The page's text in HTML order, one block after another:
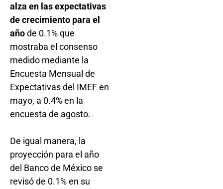
alza en las expectativas
de crecimiento para el
añode 0.1% que
mostraba el consenso
medido mediante la
Encuesta Mensual de
Expectativas del IMEF en
mayo, a 0.4% en la
encuesta de agosto.
De igual manera, la
proyección para el año
del Banco de México se
revisó de 0.1% en su